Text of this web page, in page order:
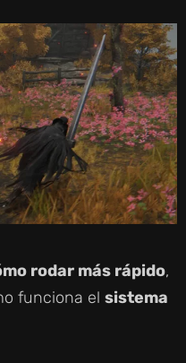
rodar más rápido,
funciona el sistema